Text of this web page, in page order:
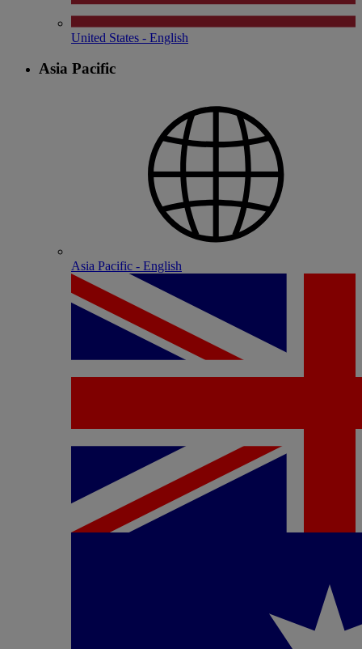
United States - English
Asia Pacific
Asia Pacific - English